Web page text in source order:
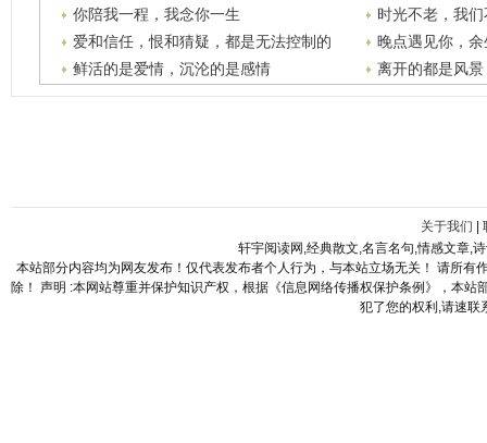
你陪我一程，我念你一生
时光不老，我
爱和信任，恨和猜疑，都是无法控制的
晚点遇见你，
鲜活的是爱情，沉沦的是感情
离开的都是风
关于我们
轩宇阅读网,经典散文,名言名句,情感文章,
本站部分内容均为网友发布！仅代表发布者个人行为，与本站立场无关！ 请所
除！ 声明 :本网站尊重并保护知识产权，根据《信息网络传播权保护条例》，本
犯了您的权利,请速联